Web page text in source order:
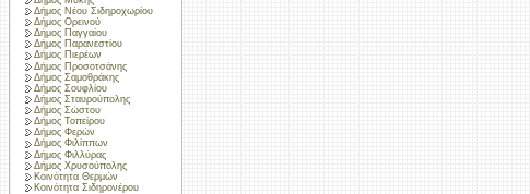
Δήμος Νέου Σιδηροχωρίου
Δήμος Ορεινού
Δήμος Παγγαίου
Δήμος Παρανεστίου
Δήμος Πιερέων
Δήμος Προσοτσάνης
Δήμος Σαμοθράκης
Δήμος Σουφλίου
Δήμος Σταυρούπολης
Δήμος Σώστου
Δήμος Τοπείρου
Δήμος Φερών
Δήμος Φιλίππων
Δήμος Φιλλύρας
Δήμος Χρυσούπολης
Κοινότητα Θερμών
Κοινότητα Σιδηρονέρου